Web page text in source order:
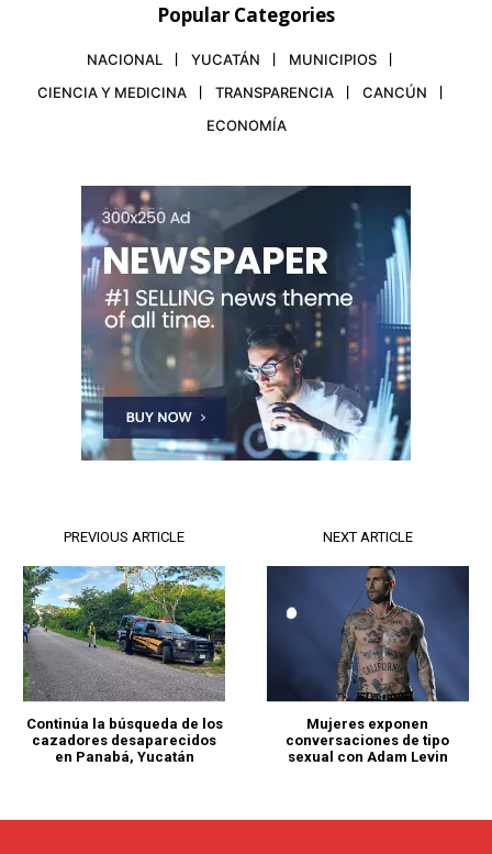
Popular Categories
NACIONAL YUCATÁN
MUNICIPIOS
CIENCIA Y MEDICINA
TRANSPARENCIA
CANCÚN
ECONOMÍA
PREVIOUS ARTICLE
Continúa la búsqueda de los
cazadores desaparecidos
en Panabá, Yucatán
NEXT ARTICLE
Mujeres exponen
conversaciones de tipo
sexual con Adam Levin